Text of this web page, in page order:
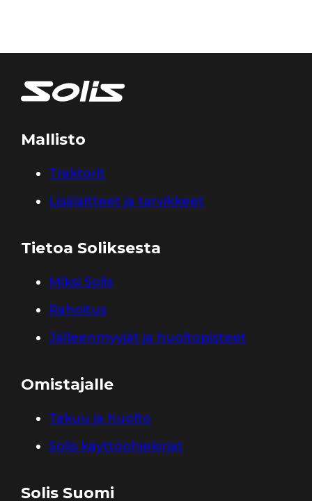
Mallisto
Traktorit
Lisälaitteet ja tarvikkeet
Tietoa Soliksesta
Miksi Solis
Rahoitus
Jälleenmyyjät ja huoltopisteet
Omistajalle
Takuu ja huolto
Solis käyttöohjekirjat
Solis Suomi